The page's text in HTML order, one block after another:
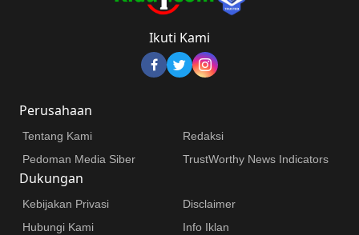
Ikuti Kami
Perusahaan
Tentang Kami
Redaksi
Pedoman Media Siber
TrustWorthy News Indicators
Dukungan
Kebijakan Privasi
Disclaimer
Hubungi Kami
Info Iklan